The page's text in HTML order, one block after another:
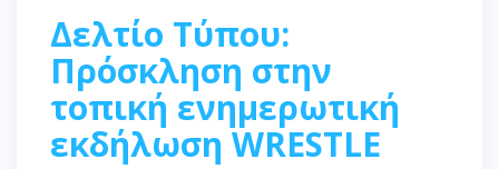
Δελτίο Τύπου:
Πρόσκληση στην
τοπική ενημερωτική
εκδήλωση WRESTLE